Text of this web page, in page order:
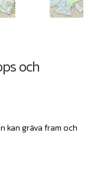
och
kan gräva fram och